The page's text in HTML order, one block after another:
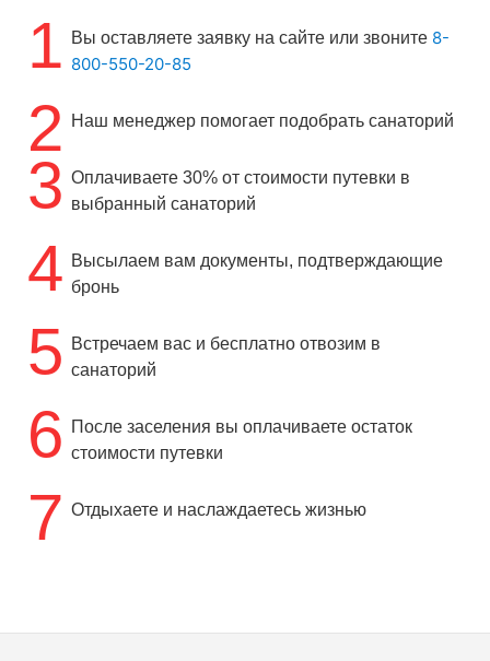
1 Вы оставляете заявку на сайте или звоните 8-
800-550-20-85
2 Наш менеджер помогает подобрать санаторий
3 Оплачиваете 30% от стоимости путевки в
выбранный санаторий
4 Высылаем вам документы, подтверждающие
бронь
5
Встречаем вас и бесплатно отвозим в
санаторий
6
После заселения вы оплачиваете остаток
стоимости путевки
7 Отдыхаете и наслаждаетесь жизнью